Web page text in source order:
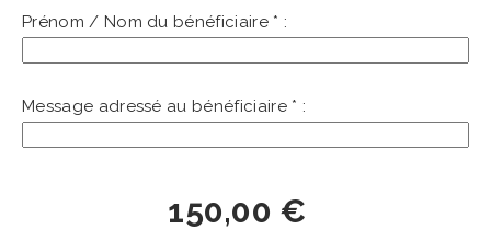
Prénom / Nom du bénéficiaire * :
Message adressé au bénéficiaire * :
150,00 €